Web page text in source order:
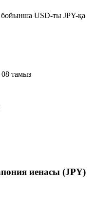
бойынша USD-ты JPY-қа
тамыз
иенасы (JPY)